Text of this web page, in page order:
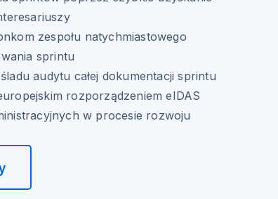
zespołu natychmiastowego
sprintu
audytu całej dokumentacji sprintu
rozporządzeniem eIDAS
w procesie rozwoju